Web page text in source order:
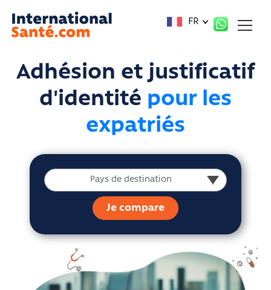
FR
Adhésion et justificatif
d'identité pour les
expatriés
Pays de destination
Pays de destination
Je compare